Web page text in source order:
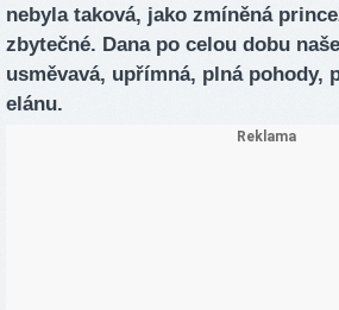
nebyla taková, jako zmíněná
zbytečné. Dana po celou dobu
usměvavá, upřímná, plná pohody,
elánu.